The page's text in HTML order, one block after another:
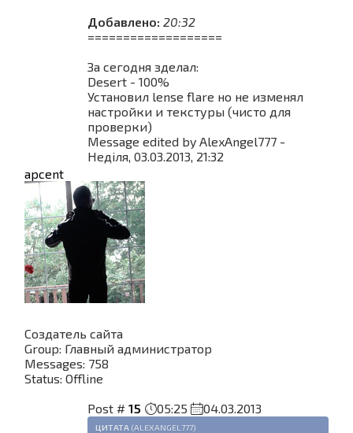
Добавлено: 20:32
===================
За сегодня зделал:
Desert - 100%
Установил lense flare но не изменял
настройки и текстуры (чисто для
проверки)
Message edited by AlexAngel777 -
Неділя, 03.03.2013, 21:32
apcent
Создатель сайта
Group: Главный администратор
Messages: 758
Status: Offline
Post # 15 05:25 04.03.2013
ЦИТАТА (ALEXANGEL777)